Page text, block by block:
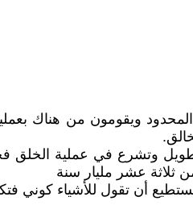
ويقومون من هناك
وتشرع في عملية
ثلاثة عشر مليار سنة